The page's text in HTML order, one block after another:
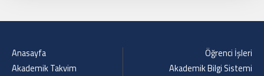
Anasayfa
Akademik Takvim
Öğrenci İşleri
Akademik Bilgi Sistemi